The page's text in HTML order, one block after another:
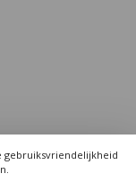
gebruiksvriendelijkheid